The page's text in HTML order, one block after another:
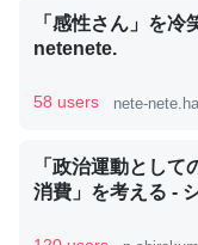
─ニュース :: 【研究発
いのか」に関する新仮説
ウチもEchoを実家
ちぼちRingも置こ
「感性さん」を冷
netenete.
58 users nete-
「政治運動として
消費」を考える -